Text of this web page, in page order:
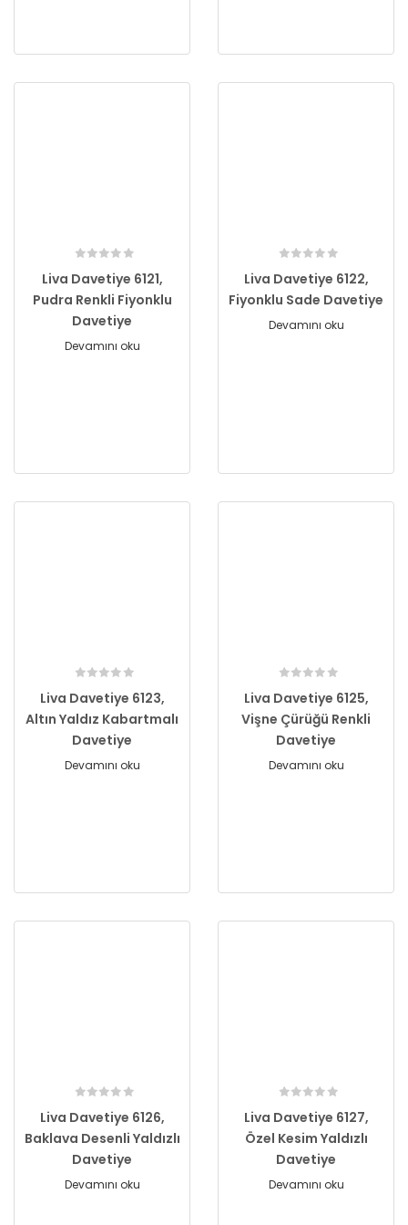
Liva Davetiye 6121,
Pudra Renkli Fiyonklu
Davetiye
Devamını oku
Liva Davetiye 6122,
Fiyonklu Sade Davetiye
Devamını oku
Liva Davetiye 6123,
Altın Yaldız Kabartmalı
Davetiye
Devamını oku
Liva Davetiye 6125,
Vişne Çürüğü Renkli
Davetiye
Devamını oku
Liva Davetiye 6126,
Baklava Desenli Yaldızlı
Davetiye
Devamını oku
Liva Davetiye 6127,
Özel Kesim Yaldızlı
Davetiye
Devamını oku